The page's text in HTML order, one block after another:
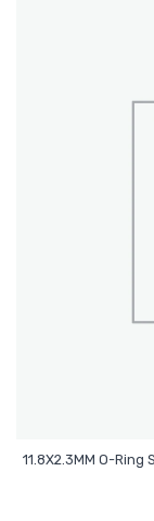
11.8X2.3MM O-